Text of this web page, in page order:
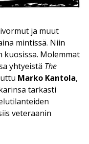
ja muut
mintissä. Niin
Molemmat
yhtyeistä The
Marko Kantola,
tarkasti
veteraanin